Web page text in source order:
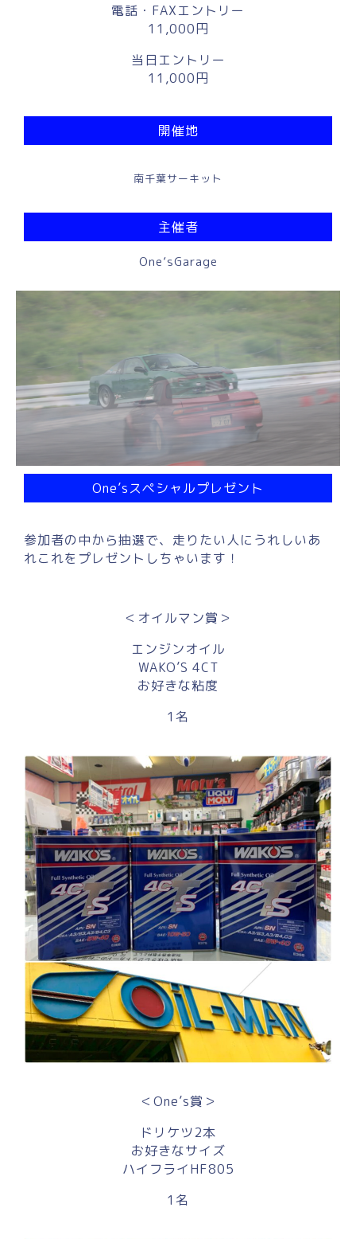
電話・FAXエントリー
11,000円
当日エントリー
11,000円
開催地
南千葉サーキット
主催者
One’sGarage
One’sスペシャルプレゼント
参加者の中から抽選で、走りたい人にうれしいあ
れこれをプレゼントしちゃいます！
＜オイルマン賞＞
エンジンオイル
WAKO’S 4CT
お好きな粘度
1名
＜One’s賞＞
ドリケツ2本
お好きなサイズ
ハイフライHF805
1名